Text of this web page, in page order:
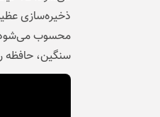
ذخیره‌سازی
سنگین، حافظه